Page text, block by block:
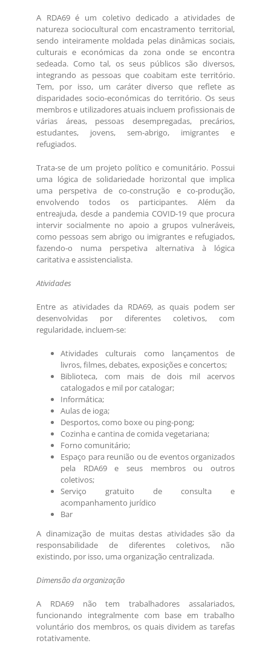
A RDA69 é um coletivo dedicado a atividades de
natureza sociocultural com encastramento territorial,
sendo inteiramente moldada pelas dinâmicas sociais,
culturais e económicas da zona onde se encontra
sedeada. Como tal, os seus públicos são diversos,
integrando as pessoas que coabitam este território.
Tem, por isso, um caráter diverso que reflete as
disparidades socio-económicas do território. Os seus
membros e utilizadores atuais incluem profissionais de
várias áreas, pessoas desempregadas, precários,
estudantes, jovens, sem-abrigo, imigrantes e
refugiados.
Trata-se de um projeto político e comunitário. Possui
uma lógica de solidariedade horizontal que implica
uma perspetiva de co-construção e co-produção,
envolvendo todos os participantes. Além da
entreajuda, desde a pandemia COVID-19 que procura
intervir socialmente no apoio a grupos vulneráveis,
como pessoas sem abrigo ou imigrantes e refugiados,
fazendo-o numa perspetiva alternativa à lógica
caritativa e assistencialista.
Atividades
Entre as atividades da RDA69, as quais podem ser
desenvolvidas por diferentes coletivos, com
regularidade, incluem-se:
Atividades culturais como lançamentos de
livros, filmes, debates, exposições e concertos;
Biblioteca, com mais de dois mil acervos
catalogados e mil por catalogar;
Informática;
Aulas de ioga;
Desportos, como boxe ou ping-pong;
Cozinha e cantina de comida vegetariana;
Forno comunitário;
Espaço para reunião ou de eventos organizados
pela RDA69 e seus membros ou outros
coletivos;
Serviço gratuito de consulta e
acompanhamento jurídico
Bar
A dinamização de muitas destas atividades são da
responsabilidade de diferentes coletivos, não
existindo, por isso, uma organização centralizada.
Dimensão da organização
A RDA69 não tem trabalhadores assalariados,
funcionando integralmente com base em trabalho
voluntário dos membros, os quais dividem as tarefas
rotativamente.